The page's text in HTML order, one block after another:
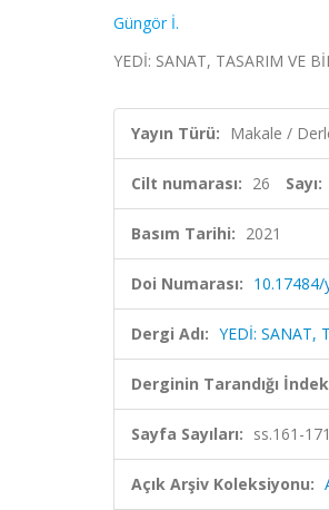
Güngör İ.
YEDİ: SANAT, TASARIM VE
Yayın Türü: Makale /
Cilt numarası: 26 Sayı:
Basım Tarihi: 2021
Doi Numarası: 10.17484/
Dergi Adı: YEDİ: SANAT,
Derginin Tarandığı
Sayfa Sayıları: ss.161-171
Açık Arşiv Koleksiyonu: